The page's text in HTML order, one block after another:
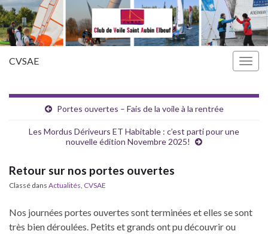
CVSAE
Portes ouvertes – Fais de la voile à la rentrée
Les Mordus Dériveurs ET Habitable : c’est parti pour une
nouvelle édition Novembre 2025!
Retour sur nos portes ouvertes
Classé dans Actualités CVSAE
Nos journées portes ouvertes sont terminées et elles se sont
très bien déroulées. Petits et grands ont pu découvrir ou